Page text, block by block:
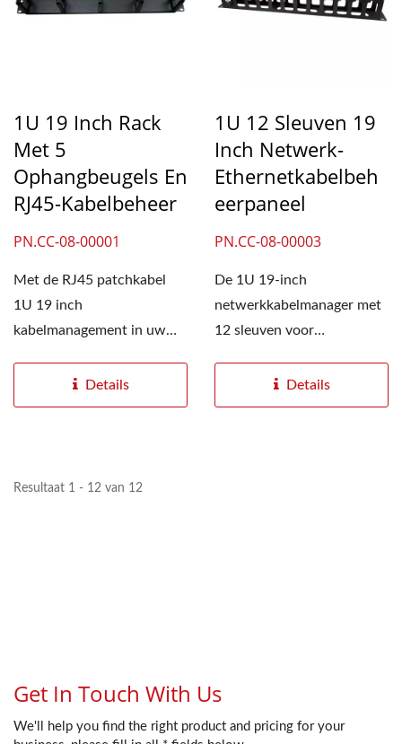
1U 19 Inch Rack
Met 5
Ophangbeugels En
RJ45-Kabelbeheer
PN.CC-08-00001
Met de RJ45 patchkabel
1U 19 inch
kabelmanagement in uw
uw datacenter...
Details
1U 12 Sleuven 19
Inch Netwerk-
Ethernetkabelbeh
Eerpaneel
PN.CC-08-00003
De 1U 19-inch
netwerkkabelmanager met
12 sleuven voor
eenvoudige...Details
Resultaat 1 - 12 van 12